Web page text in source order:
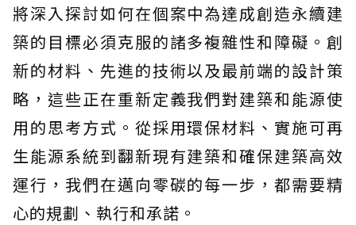
將深入探討如何在個案中為達成創造永續建
築的目標必須克服的諸多複雜性和障礙。創
新的材料、先進的技術以及最前端的設計策
略，這些正在重新定義我們對建築和能源使
用的思考方式。從採用環保材料、實施可再
生能源系統到翻新現有建築和確保建築高效
運行，我們在邁向零碳的每一步，都需要精
心的規劃、執行和承諾。